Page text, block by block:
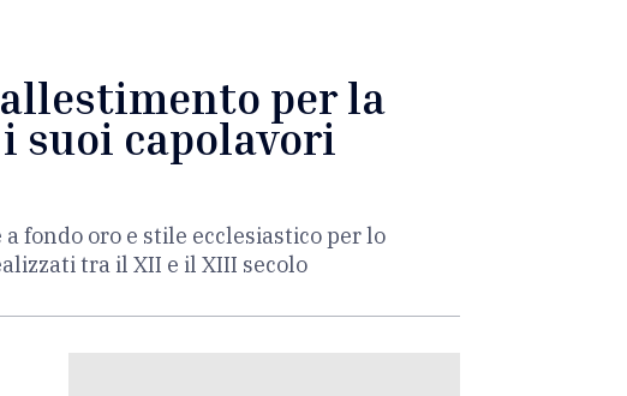
per la
suoi capolavori
fondo oro e stile ecclesiastico per lo
tra il XII e il XIII secolo